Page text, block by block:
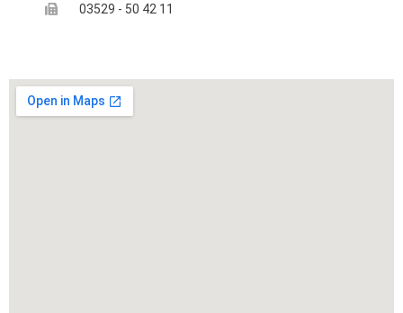
03529 - 50 42 11